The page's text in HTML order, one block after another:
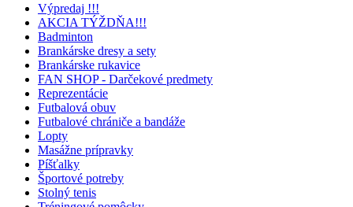
Výpredaj !!!
AKCIA TÝŽDŇA!!!
Badminton
Brankárske dresy a sety
Brankárske rukavice
FAN SHOP - Darčekové predmety
Reprezentácie
Futbalová obuv
Futbalové chrániče a bandáže
Lopty
Masážne prípravky
Píšťalky
Športové potreby
Stolný tenis